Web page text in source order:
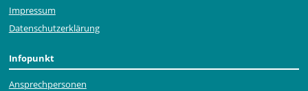
Impressum
Datenschutzerklärung
Infopunkt
Ansprechpersonen